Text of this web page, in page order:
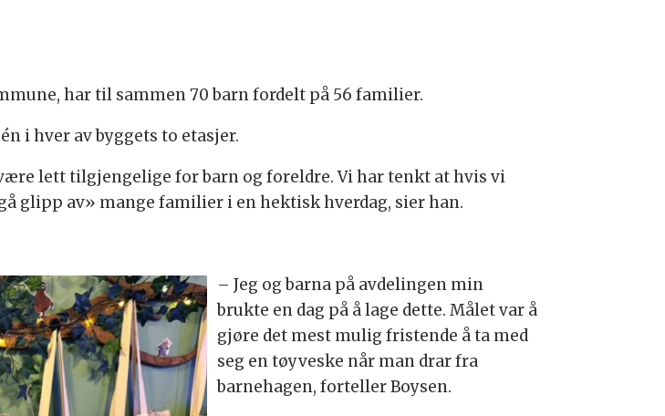
har til sammen 70 barn fordelt på 56 familier.
i hver av byggets to etasjer.
lett tilgjengelige for barn og foreldre. Vi har tenkt at hvis vi
glipp av» mange familier i en hektisk hverdag, sier han.
– Jeg og barna på avdelingen min
brukte en dag på å lage dette. Målet var å
gjøre det mest mulig fristende å ta med
seg en tøyveske når man drar fra
barnehagen, forteller Boysen.